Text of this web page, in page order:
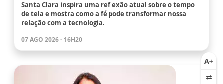
Santa Clara inspira uma reflexão atual sobre o tempo
de tela e mostra como a fé pode transformar nossa
relação com a tecnologia.
07 AGO 2026 - 16H20